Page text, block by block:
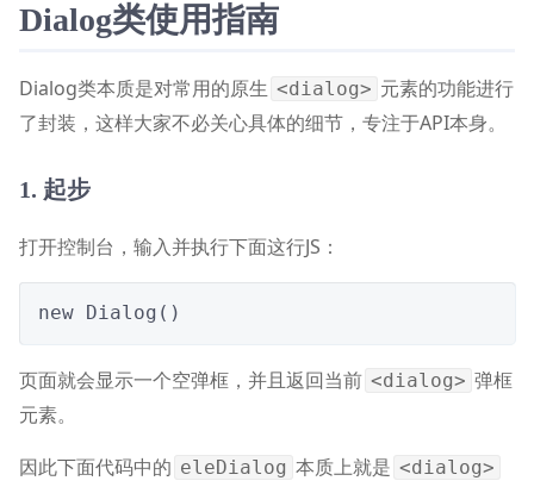
Dialog类使用指南
Dialog类本质是对常用的原生 <dialog> 元素的功能进行
了封装，这样大家不必关心具体的细节，专注于API本身。
1. 起步
打开控制台，输入并执行下面这行JS：
new Dialog()
页面就会显示一个空弹框，并且返回当前 <dialog> 弹框
元素。
因此下面代码中的 eleDialog 本质上就是 <dialog>